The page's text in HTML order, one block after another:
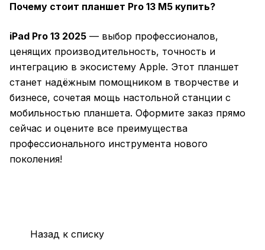
Почему стоит планшет Pro 13 M5 купить?
iPad Pro 13 2025 — выбор профессионалов,
ценящих производительность, точность и
интеграцию в экосистему Apple. Этот планшет
станет надёжным помощником в творчестве и
бизнесе, сочетая мощь настольной станции с
мобильностью планшета. Оформите заказ прямо
сейчас и оцените все преимущества
профессионального инструмента нового
поколения!
Назад к списку